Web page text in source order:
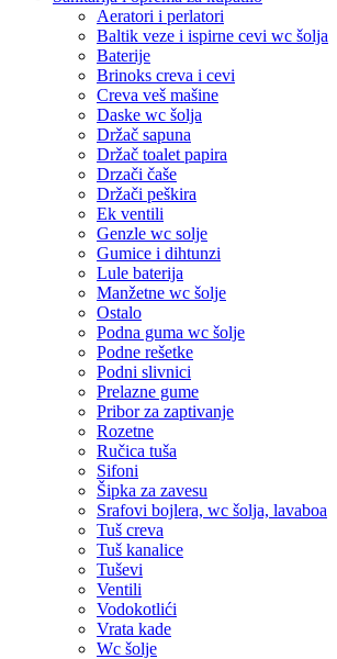
Aeratori i perlatori
Baltik veze i ispirne cevi wc šolja
Baterije
Brinoks creva i cevi
Creva veš mašine
Daske wc šolja
Držač sapuna
Držač toalet papira
Drzači čaše
Držači peškira
Ek ventili
Genzle wc solje
Gumice i dihtunzi
Lule baterija
Manžetne wc šolje
Ostalo
Podna guma wc šolje
Podne rešetke
Podni slivnici
Prelazne gume
Pribor za zaptivanje
Rozetne
Ručica tuša
Sifoni
Šipka za zavesu
Srafovi bojlera, wc šolja, lavaboa
Tuš creva
Tuš kanalice
Tuševi
Ventili
Vodokotlići
Vrata kade
Wc šolje